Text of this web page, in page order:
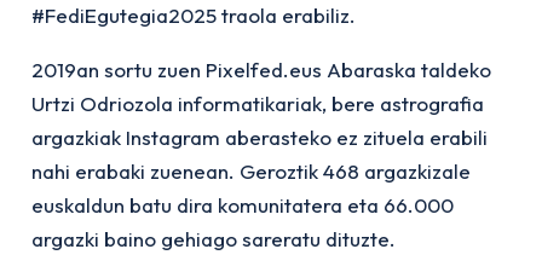
#FediEgutegia2025 traola erabiliz.
2019an sortu zuen Pixelfed.eus Abaraska taldeko
Urtzi Odriozola informatikariak, bere astrografia
argazkiak Instagram aberasteko ez zituela erabili
nahi erabaki zuenean. Geroztik 468 argazkizale
euskaldun batu dira komunitatera eta 66.000
argazki baino gehiago sareratu dituzte.